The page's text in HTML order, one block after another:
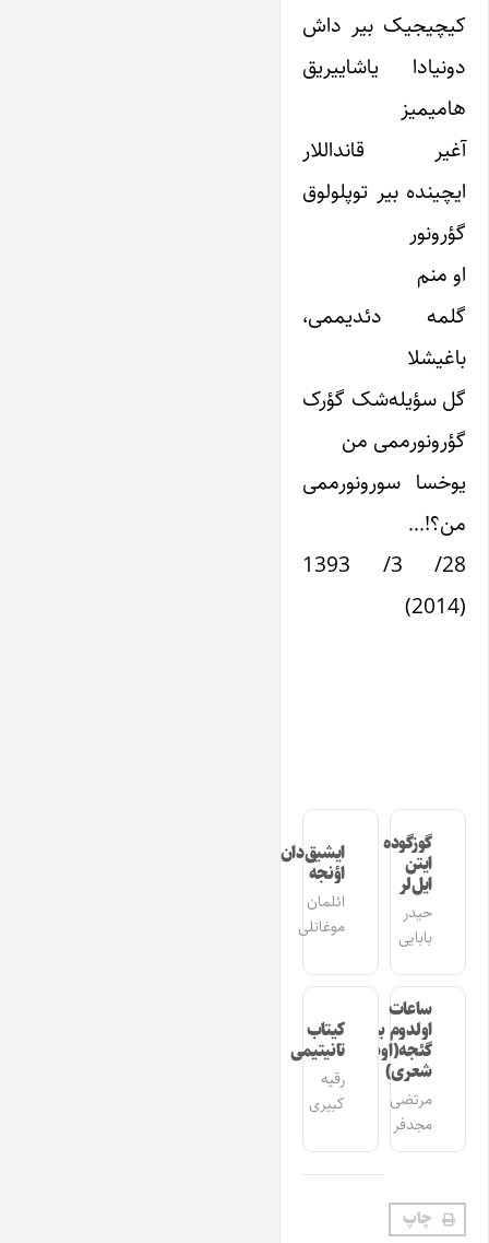
کیچیجیک بیر داش
دونیادا یاشاییریق
هامیمیز
آغیر قانداللار
ایچینده بیر توپلولوق
گؤرونور
او منم
گلمه دئدیممی،
باغیشلا
گل سؤیله‌شک گؤرک
گؤرونورممی من
یوخسا سورونورممی
من؟!…
28/ 3/ 1393
(2014)
گوزگوده
ایتن
ایل‌لر
حیدر
بابایی
ایشیق‌دان
اؤنجه
ائلمان
موغانلی
ساعات
اولدوم بیر
گئجه(اوشاق
شعری)
مرتضی
مجدفر
کیتاب
تانیتیمی
رقیه
کبیری
چاپ